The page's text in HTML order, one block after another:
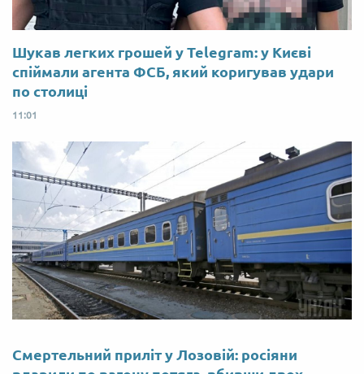
Шукав легких грошей у Telegram: у Києві
спіймали агента ФСБ, який коригував удари
по столиці
11:01
Смертельний приліт у Лозовій: росіяни